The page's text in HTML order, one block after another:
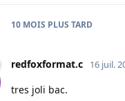
10 MOIS PLUS TARD
redfoxformat.c 16 juil.
tres joli bac.